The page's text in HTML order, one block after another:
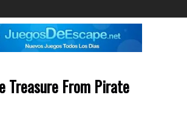
Treasure From Pirate